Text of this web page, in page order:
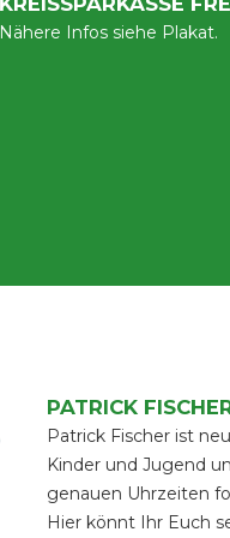
Nähere Infos siehe Plakat.
PATRICK
Patrick Fischer ist
Kinder und Jugend
genauen Uhrzeiten
Hier könnt Ihr Euch